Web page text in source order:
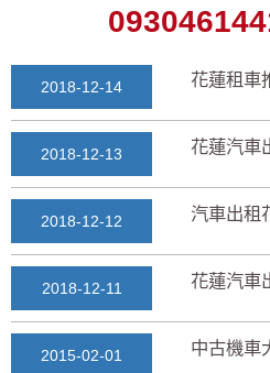
2025-11-17 通水管後
2018-12-14 花蓮租車
2018-12-13 花蓮汽車
2018-12-12 汽車出租
2018-12-11 花蓮汽車
2015-02-01 中古機車